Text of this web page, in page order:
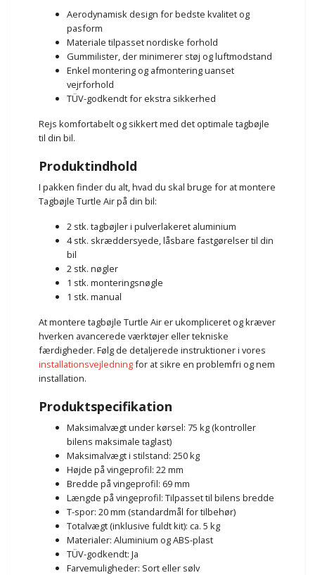
Aerodynamisk design for bedste kvalitet og
pasform
Materiale tilpasset nordiske forhold
Gummilister, der minimerer støj og luftmodstand
Enkel montering og afmontering uanset
vejrforhold
TÜV-godkendt for ekstra sikkerhed
Rejs komfortabelt og sikkert med det optimale tagbøjle
til din bil.
Produktindhold
I pakken finder du alt, hvad du skal bruge for at montere
Tagbøjle Turtle Air på din bil:
2 stk. tagbøjler i pulverlakeret aluminium
4 stk. skræddersyede, låsbare fastgørelser til din
bil
2 stk. nøgler
1 stk. monteringsnøgle
1 stk. manual
At montere tagbøjle Turtle Air er ukompliceret og kræver
hverken avancerede værktøjer eller tekniske
færdigheder. Følg de detaljerede instruktioner i vores
installationsvejledningfor at sikre en problemfri og nem
installation.
Produktspecifikation
Maksimalvægt under kørsel: 75 kg (kontroller
bilens maksimale taglast)
Maksimalvægt i stilstand: 250 kg
Højde på vingeprofil: 22 mm
Bredde på vingeprofil: 69 mm
Længde på vingeprofil: Tilpasset til bilens bredde
T-spor: 20 mm (standardmål for tilbehør)
Totalvægt (inklusive fuldt kit): ca. 5 kg
Materialer: Aluminium og ABS-plast
TÜV-godkendt: Ja
Farvemuligheder: Sort eller sølv